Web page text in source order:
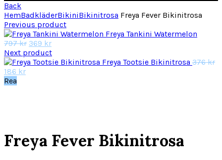
Back
HemBadkläderBikiniBikinitrosa Freya Fever Bikinitrosa
Previous product
Freya Tankini Watermelon
797kr Det
ursprungliga
priset
369 krDet
nuvarande
priset
Next product
Freya Tootsie Bikinitrosa 376kr
186 krDet
Rea
Freya Fever Bikinitrosa